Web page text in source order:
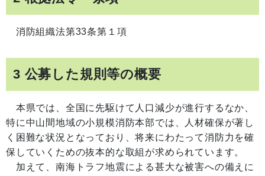
消防組織法第33条第１項
3 公募した規則等の概要
本県では、全国に先駆けて人口減少が進行するなか、
特に中山間地域の小規模消防本部では、人材確保が著し
く困難な状況となっており、将来にわたって消防力を確
保していくための抜本的な取組が求められています。
加えて、南海トラフ地震による甚大な被害への備えに